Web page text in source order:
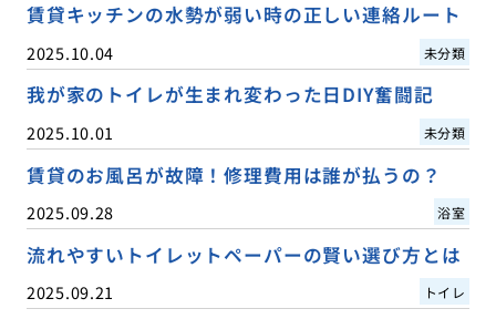
賃貸キッチンの水勢が弱い時の正しい連絡ルート
2025.10.04 未分類
我が家のトイレが生まれ変わった日DIY奮闘記
2025.10.01 未分類
賃貸のお風呂が故障！修理費用は誰が払うの？
2025.09.28 浴室
流れやすいトイレットペーパーの賢い選び方とは
2025.09.21 トイレ